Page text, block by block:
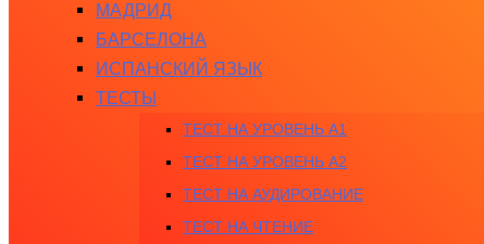
МАДРИД
БАРСЕЛОНА
ИСПАНСКИЙ ЯЗЫК
ТЕСТЫ
ТЕСТ НА УРОВЕНЬ A1
ТЕСТ НА УРОВЕНЬ A2
ТЕСТ НА АУДИРОВАНИЕ
ТЕСТ НА ЧТЕНИЕ